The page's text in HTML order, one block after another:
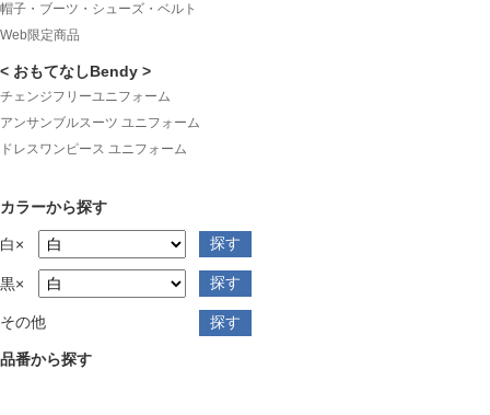
帽子・ブーツ・シューズ・ベルト
Web限定商品
< おもてなしBendy >
チェンジフリーユニフォーム
アンサンブルスーツ ユニフォーム
ドレスワンピース ユニフォーム
カラーから探す
白×
黒×
その他
品番から探す